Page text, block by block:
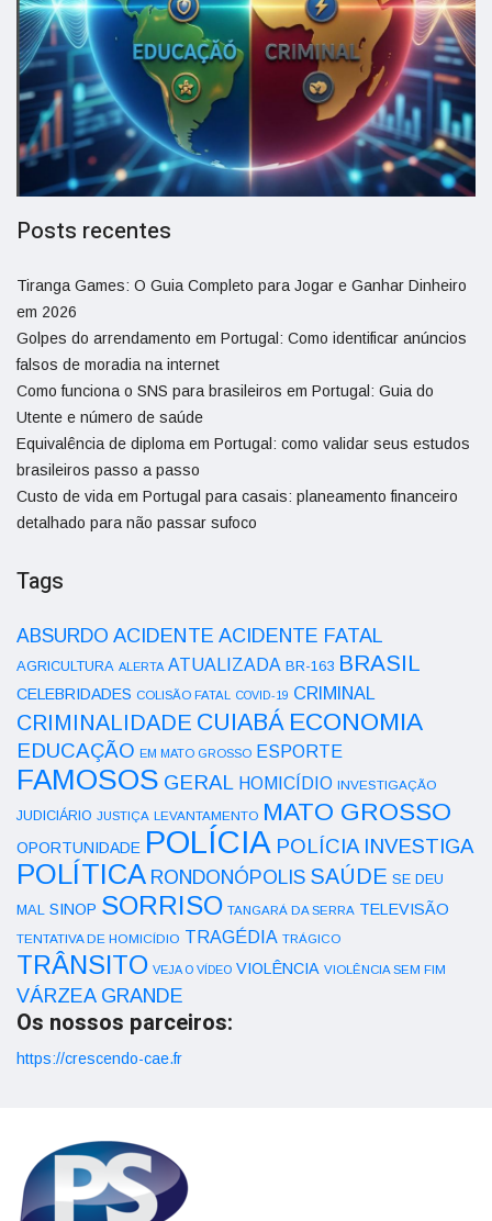
Posts recentes
Tiranga Games: O Guia Completo para Jogar e Ganhar Dinheiro
em 2026
Golpes do arrendamento em Portugal: Como identificar anúncios
falsos de moradia na internet
Como funciona o SNS para brasileiros em Portugal: Guia do
Utente e número de saúde
Equivalência de diploma em Portugal: como validar seus estudos
brasileiros passo a passo
Custo de vida em Portugal para casais: planeamento financeiro
detalhado para não passar sufoco
Tags
ABSURDO ACIDENTE ACIDENTE FATAL
AGRICULTURA ALERTA ATUALIZADA BR-163 BRASIL
CELEBRIDADES COLISÃO FATAL COVID-19 CRIMINAL
CRIMINALIDADE CUIABÁ ECONOMIA
EDUCAÇÃO EM MATO GROSSO ESPORTE
FAMOSOS GERAL HOMICÍDIO INVESTIGAÇÃO
JUDICIÁRIO JUSTIÇA LEVANTAMENTO MATO GROSSO
OPORTUNIDADE POLÍCIA POLÍCIA INVESTIGA
POLÍTICA RONDONÓPOLIS SAÚDE SE DEU
MAL SINOP SORRISO TANGARÁ DA SERRA TELEVISÃO
TENTATIVA DE HOMICÍDIO TRAGÉDIA TRÁGICO
TRÂNSITO VEJA O VÍDEO VIOLÊNCIA VIOLÊNCIA SEM FIM
VÁRZEA GRANDE
Os nossos parceiros:
https://crescendo-cae.fr